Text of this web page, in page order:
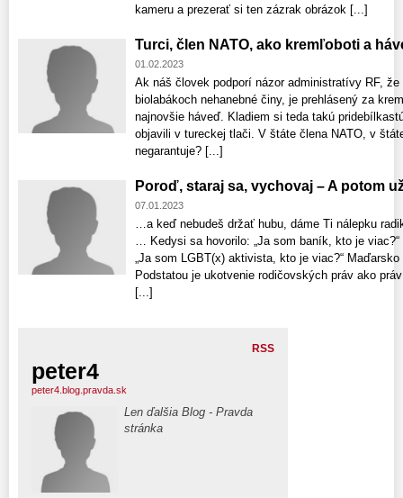
kameru a prezerať si ten zázrak obrázok [...]
Turci, člen NATO, ako kremľoboti a
01.02.2023
Ak náš človek podporí názor administratívy RF,
biolabákoch nehanebné činy, je prehlásený za
najnovšie háveď. Kladiem si teda takú
objavili v tureckej tlači. V štáte člena NATO, v
negarantuje? [...]
Poroď, staraj sa, vychovaj – A potom
07.01.2023
…a keď nebudeš držať hubu, dáme Ti nálepku
… Kedysi sa hovorilo: „Ja som baník, kto je
„Ja som LGBT(x) aktivista, kto je viac?“
Podstatou je ukotvenie rodičovských práv ako
[...]
RSS
peter4
peter4.blog.pravda.sk
Len ďalšia Blog - Pravda
stránka